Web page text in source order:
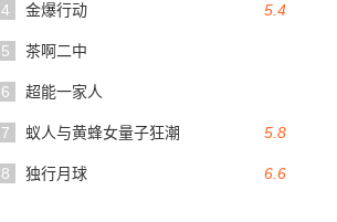
5.4
4 金爆行动
5 茶啊二中
6 超能一家人
5.8
7 蚁人与黄蜂女量子狂潮
6.6
8 独行月球